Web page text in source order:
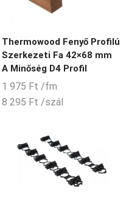
Thermowood Fenyő Profilú
Szerkezeti Fa 42×68 mm
A Minőség D4 Profil
1 975 Ft /fm
8 295 Ft /szál